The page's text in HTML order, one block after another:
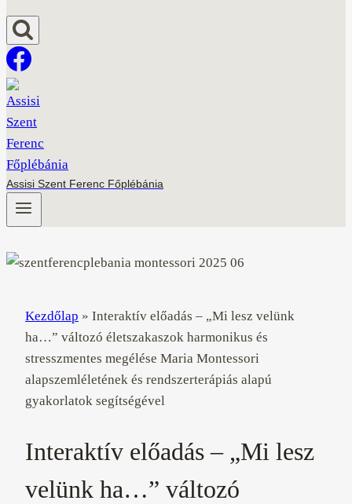
Assisi Szent Ferenc Főplébánia
Kezdőlap » Interaktív előadás – „Mi lesz velünk
ha…” változó életszakaszok harmonikus és
stresszmentes megélése Maria Montessori
alapszemléletének és rendszerterápiás alapú
gyakorlatok segítségével
Interaktív előadás – „Mi lesz
velünk ha…” változó